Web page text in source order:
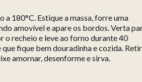
a 180°C. Estique a massa, forre uma
amovível e apare os bordos. Verta
o recheio e leve ao forno durante 40
que fique bem douradinha e cozida.
amornar, desenforme e sirva.